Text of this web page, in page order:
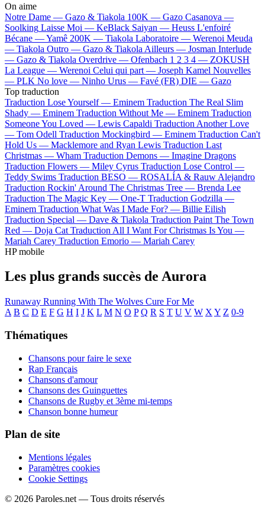
On aime
Notre Dame — Gazo & Tiakola 100K — Gazo Casanova —
Soolking Laisse Moi — KeBlack Saiyan — Heuss L'enfoiré
Bécane —Yamê 200K — Tiakola Laboratoire — Werenoi Meuda
— Tiakola Outro — Gazo & Tiakola Ailleurs — Josman Interlude
— Gazo & Tiakola Overdrive — Ofenbach 1 2 3 4 — ZOKUSH
La League — Werenoi Celui qui part — Joseph Kamel Nouvelles
— PLK No love — Ninho Urus — Favé (FR) DIE — Gazo
Top traduction
Traduction Lose Yourself — Eminem Traduction The Real Slim
Shady — Eminem Traduction Without Me — Eminem Traduction
Someone You Loved — Lewis Capaldi Traduction Another Love
— Tom Odell Traduction Mockingbird — Eminem Traduction Can't
Hold Us — Macklemore and Ryan Lewis Traduction Last
Christmas — Wham Traduction Demons — Imagine Dragons
Traduction Flowers — Miley Cyrus Traduction Lose Control —
Teddy Swims Traduction BESO — ROSALÍA & Rauw Alejandro
Traduction Rockin' Around The Christmas Tree — Brenda Lee
Traduction The Magic Key — One-T Traduction Godzilla —
Eminem Traduction What Was I Made For? — Billie Eilish
Traduction Special — Dave & Tiakola Traduction Paint The Town
Red — Doja Cat Traduction All I Want For Christmas Is You —
Mariah Carey Traduction Emorio — Mariah Carey
HP mobile
Les plus grands succès de Aurora
Runaway Running With The Wolves Cure For Me
A B C D E F G H I J K L M N O P Q R S T U V W X Y Z 0-9
Thématiques
Chansons pour faire le sexe
Rap Français
Chansons d'amour
Chansons des Guinguettes
Chansons de Rugby et 3ème mi-temps
Chanson bonne humeur
Plan de site
Mentions légales
Paramètres cookies
Cookie Settings
© 2026 Paroles.net — Tous droits réservés